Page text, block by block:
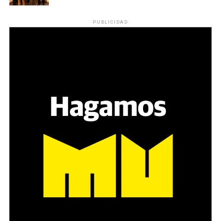
es a través del interrogante, que puedan encarnar la
pregunta», comparte Gonzalo, de 41 años.
PUBLICIDAD